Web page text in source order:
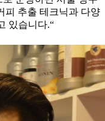
피 추출 테크닉과 다양
있습니다.“